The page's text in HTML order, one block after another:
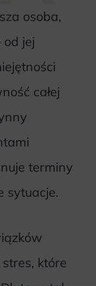
osoba,
jej
całej
terminy
sytuacje.
które